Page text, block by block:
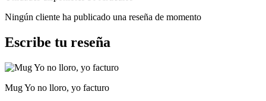
Ningún cliente ha publicado una reseña de momento
Escribe tu reseña
Mug Yo no lloro, yo facturo